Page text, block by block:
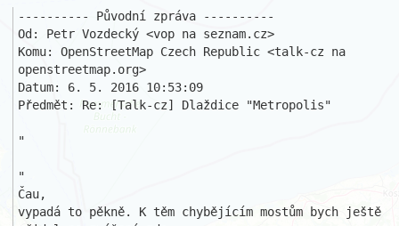
---------- Původní zpráva ----------
Od: Petr Vozdecký <vop na seznam.cz>
Komu: OpenStreetMap Czech Republic <talk-cz na
openstreetmap.org>
Datum: 6. 5. 2016 10:53:09
Předmět: Re: [Talk-cz] Dlaždice "Metropolis"
"
"
Čau,
vypadá to pěkně. K těm chybějícím mostům bych ještě